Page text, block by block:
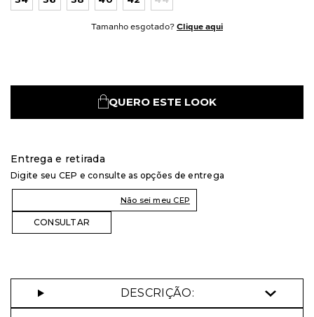
Tamanho esgotado? Clique aqui
QUERO ESTE LOOK
Entrega e retirada
Digite seu CEP e consulte as opções de entrega
Não sei meu CEP
DESCRIÇÃO: